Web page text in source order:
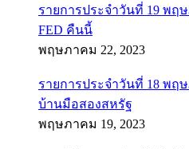
รายการประจำวันที่ 19 พฤ
FED คืนนี้
พฤษภาคม 22, 2023
รายการประจำวันที่ 18 พฤ
บ้านมือสองสหรัฐ
พฤษภาคม 19, 2023